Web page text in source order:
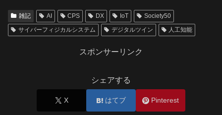
雑記 AI CPS DX IoT
Society50
サイバーフィジカルシステム
デジタルツイン 人工知能
スポンサーリンク
シェアする
X はてブ Pinterest